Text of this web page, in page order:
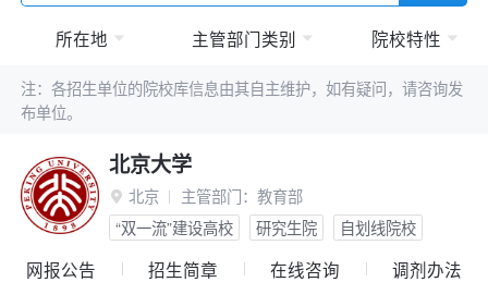
所在地 主管部门类别 院校特性
注：各招生单位的院校库信息由其自主维护，如有疑问，请咨询发
布单位。
北京大学
 北京 主管部门： 教育部
“双一流”建设高校
研究生院 自划线院校
网报公告 招生简章 在线咨询 调剂办法